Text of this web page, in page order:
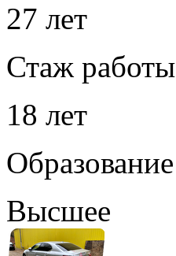
27 лет
Стаж работы
18 лет
Образование
Высшее